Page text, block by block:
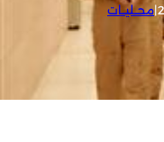
|محــليــات